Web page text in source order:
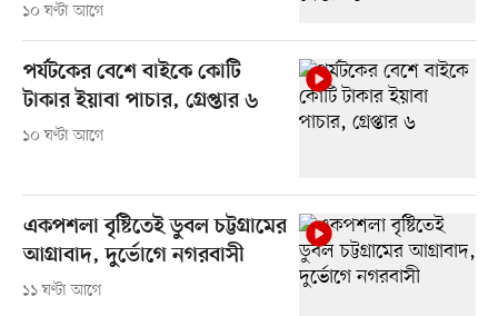
১০ ঘণ্টা আগে
পর্যটকের বেশে বাইকে কোটি
টাকার ইয়াবা পাচার, গ্রেপ্তার ৬
১০ ঘণ্টা আগে
একপশলা বৃষ্টিতেই ডুবল চট্টগ্রামের
আগ্রাবাদ, দুর্ভোগে নগরবাসী
১১ ঘণ্টা আগে